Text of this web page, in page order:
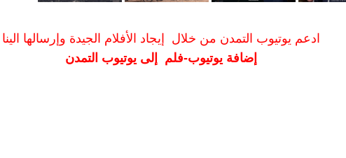
ادعم يوتيوب التمدن من خلال إيجاد الأفلام الجيدة وإرسالها الينا
إضافة يوتيوب-فلم إلى يوتيوب التمدن